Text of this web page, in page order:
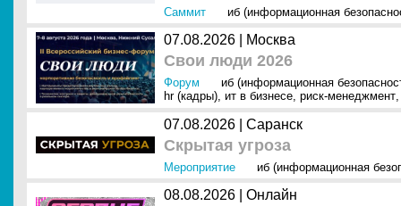
Саммит иб (информационная
07.08.2026 | Москва
Свои люди 2026
Форум
иб (информационная
hr (кадры), ит в бизнесе, риск-менеджмент,
07.08.2026 | Саранск
Скрытая угроза
Мероприятие иб (информационная
08.08.2026 | Онлайн